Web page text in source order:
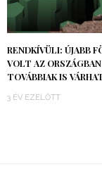
RENDKÍVÜLI: ÚJABB
VOLT AZ
TOVÁBBIAK IS
3 ÉV EZELŐTT